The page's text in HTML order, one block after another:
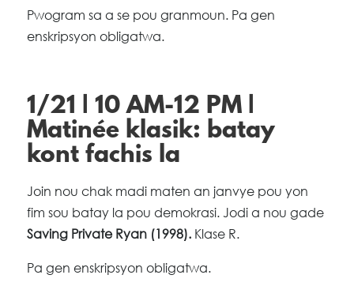
Pwogram sa a se pou granmoun. Pa gen
enskripsyon obligatwa.
1/21 | 10 AM-12 PM |
Matinée klasik: batay
kont fachis la
Join nou chak madi maten an janvye pou yon
fim sou batay la pou demokrasi. Jodi a nou gade
Saving Private Ryan (1998).Klase R.
Pa gen enskripsyon obligatwa.